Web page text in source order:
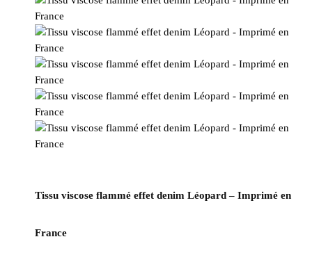
Tissu viscose flammé effet denim Léopard – Imprimé en
France